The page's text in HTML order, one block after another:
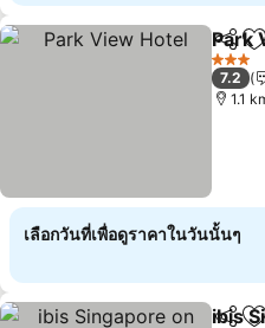
แชร์
Park
3 ดาว
7.2
1.1
เลือกวันที่เพื่อดูราคาในวันนั้นๆ
ibis